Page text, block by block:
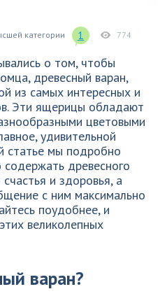
категории 1 774
о том, чтобы
древесный варан,
из самых интересных и
Эти ящерицы обладают
цветовыми
удивительной
статье мы подробно
содержать древесного
и здоровья, а
с ним максимально
поудобнее, и
великолепных
варан?